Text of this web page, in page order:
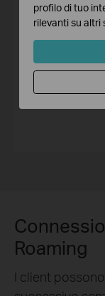
Roaming
I client
profilo di tuo
rilevanti su altri